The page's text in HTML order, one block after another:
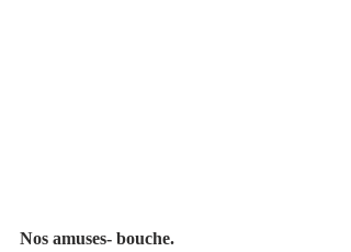
Nos amuses- bouche.